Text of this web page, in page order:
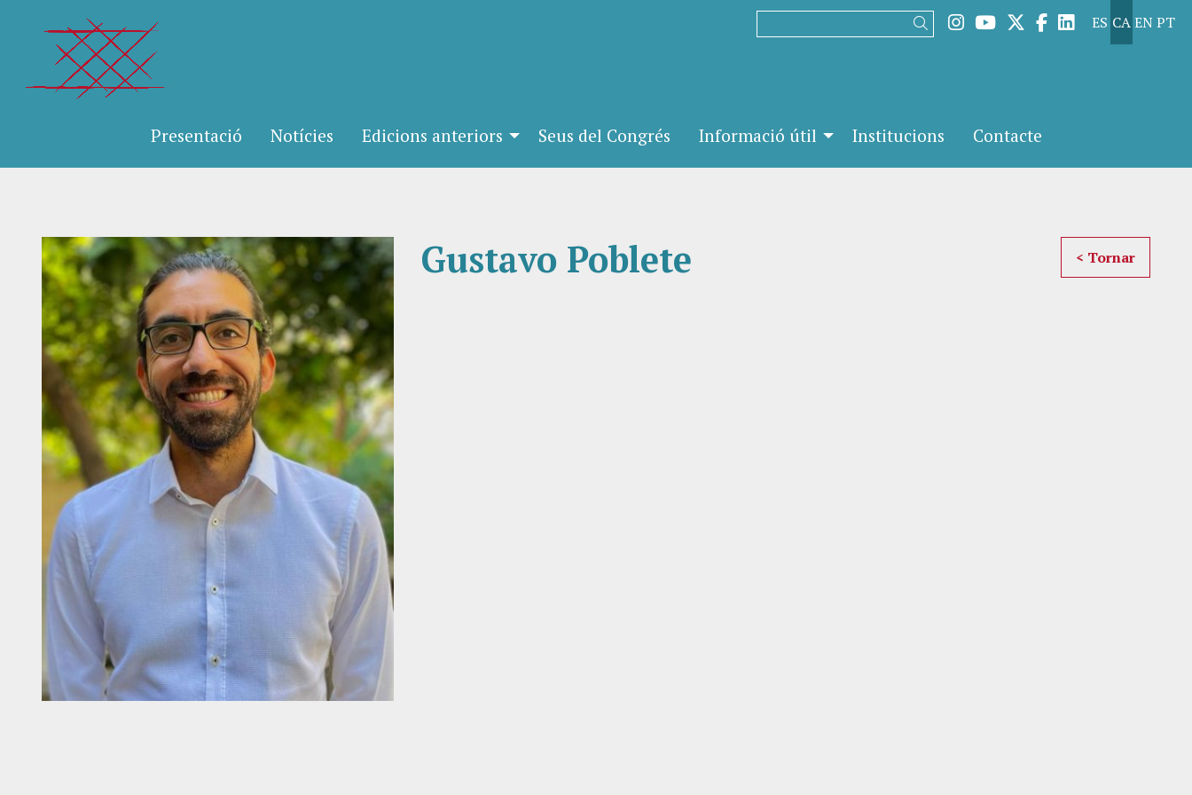
ES CAENPT
Link a instagram
Link a youtube
Link a twitter
Link a facebook
Link a
Cercar
Presentació Notícies Edicions anteriors Seus del Congrés Informació útil Institucions Contacte
< Tornar
Gustavo Poblete